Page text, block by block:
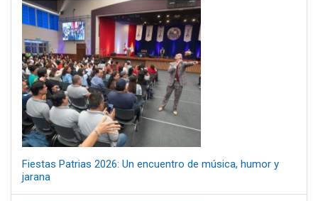
Fiestas Patrias 2026: Un encuentro de música, humor y
jarana